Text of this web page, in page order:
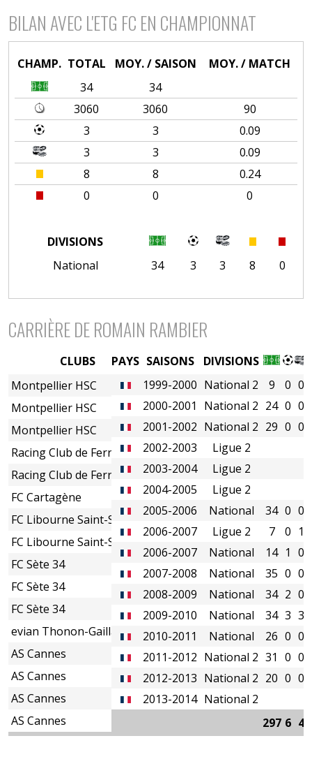
BILAN AVEC L'ETG FC EN CHAMPIONNAT
CHAMP. TOTAL MOY. / SAISON
MOY. / MATCH
34
34
3060
3060
90
3
3
0.09
3
3
0.09
8
8
0.24
0
0 0
DIVISIONS
National
34 3 3 8 0
CARRIÈRE DE ROMAIN RAMBIER
PAYS SAISONS
DIVISIONS
1999-2000 National 2 9 0 0
2000-2001
National 2 24 0 0
2001-2002 National 2 29 0 0
2002-2003
Ligue 2
2003-2004
Ligue 2
2004-2005
Ligue 2
2005-2006
National 34 0 0
2006-2007
Ligue 2 7 0 1
2006-2007
National 14 1 0
2007-2008
National 35 0 0
2008-2009
National 34 2 0
2009-2010
National 34 3 3
2010-2011
National 26 0 0
2011-2012 National 2 31 0 0
2012-2013 National 2 20 0 0
2013-2014 National 2
297 6 4
CLUBS
Montpellier HSC
Montpellier HSC
Montpellier HSC
Racing Club de Ferrol
Racing Club de Ferrol
FC Cartagène
FC Libourne Saint-Seurin
FC Libourne Saint-Seurin
FC Sète 34
FC Sète 34
FC Sète 34
evian Thonon-Gaillard FC
AS Cannes
AS Cannes
AS Cannes
AS Cannes